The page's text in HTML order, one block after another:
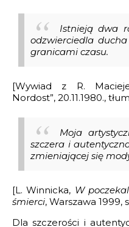
Istnieją dwa
odzwierciedla
granicami czasu.
[Wywiad z R.
Nordost”, 20.11.1980.,
Moja
szczera i
zmieniającej się
[L. Winnicka, W
śmierci, Warszawa 1999,
Dla szczerości i